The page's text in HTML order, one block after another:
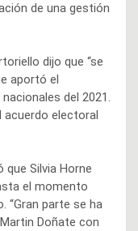
de una gestión
dijo que “se
aportó el
del 2021.
acuerdo electoral
Silvia Horne
el momento
“Gran parte se ha
Doñate con